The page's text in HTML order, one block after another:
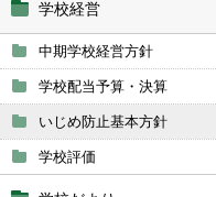
学校経営
中期学校経営方針
学校配当予算・決算
いじめ防止基本方針
学校評価